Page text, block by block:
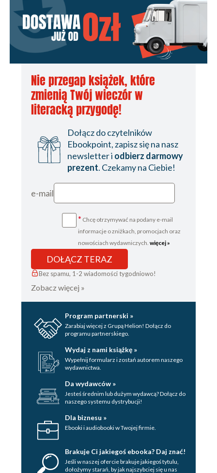
Nie przegap książek, które
zmienią Twój wieczór w
literacką przygodę!
Dołącz do czytelników
Ebookpoint, zapisz się na nasz
newsletter i odbierz darmowy
prezent. Czekamy na Ciebie!
e-mail
* Chcę otrzymywać na podany e-mail
informacje o zniżkach, promocjach oraz
nowościach wydawniczych. więcej »
DOŁĄCZ TERAZ
Bez spamu, 1-2 wiadomości tygodniowo!
Zobacz więcej »
Program partnerski »
Zarabiaj więcej z Grupą Helion! Dołącz do
programu partnerskiego.
Wydaj z nami książkę »
Wypełnij formularz i zostań autorem naszego
wydawnictwa.
Da wydawców »
Jesteś średnim lub dużym wydawcą? Dołącz do
naszego systemu dystrybucji!
Dla biznesu »
Ebooki i audiobooki w Twojej firmie.
Brakuje Ci jakiegoś ebooka? Daj znać!
Jeśli w naszej ofercie brakuje jakiegoś tytulu,
dołożymy starań, by jak najszybciej się u nas